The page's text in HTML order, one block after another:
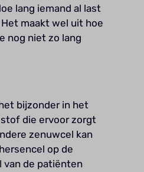
lang iemand al last
maakt wel uit hoe
nog niet zo lang
bijzonder in het
die ervoor zorgt
zenuwcel kan
op de
van de patiënten